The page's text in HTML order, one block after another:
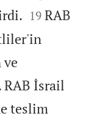


19 RAB
ve
RAB İsrail
teslim